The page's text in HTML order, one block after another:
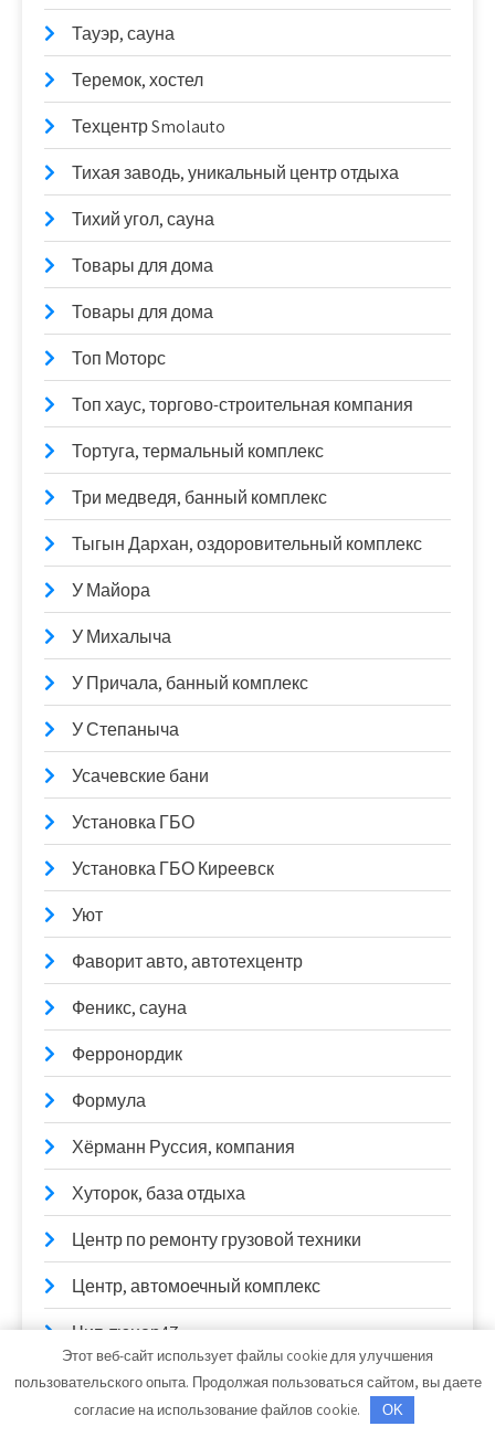
Тауэр, сауна
Теремок, хостел
Техцентр Smolauto
Тихая заводь, уникальный центр отдыха
Тихий угол, сауна
Товары для дома
Товары для дома
Топ Моторс
Топ хаус, торгово-строительная компания
Тортуга, термальный комплекс
Три медведя, банный комплекс
Тыгын Дархан, оздоровительный комплекс
У Майора
У Михалыча
У Причала, банный комплекс
У Степаныча
Усачевские бани
Установка ГБО
Установка ГБО Киреевск
Уют
Фаворит авто, автотехцентр
Феникс, сауна
Ферронордик
Формула
Хёрманн Руссия, компания
Хуторок, база отдыха
Центр по ремонту грузовой техники
Центр, автомоечный комплекс
Чип-тюнер47
Чисто Car, автомойка
Чистый цвет, автомойка
Этот веб-сайт использует файлы cookie для улучшения
пользовательского опыта. Продолжая пользоваться сайтом, вы даете
согласие на использование файлов cookie.
OK